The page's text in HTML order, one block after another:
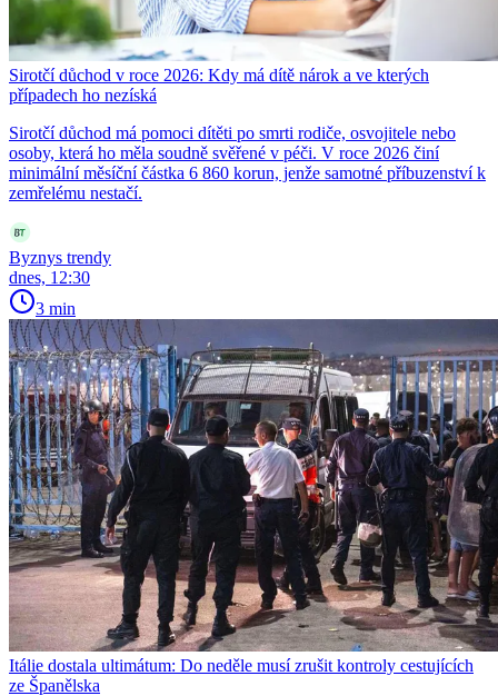
Sirotčí důchod v roce 2026: Kdy má dítě nárok a ve kterých
případech ho nezíská
Sirotčí důchod má pomoci dítěti po smrti rodiče, osvojitele nebo
osoby, která ho měla soudně svěřené v péči. V roce 2026 činí
minimální měsíční částka 6 860 korun, jenže samotné příbuzenství k
zemřelému nestačí.
Byznys trendy
dnes, 12:30
3 min
Itálie dostala ultimátum: Do neděle musí zrušit kontroly cestujících
ze Španělska